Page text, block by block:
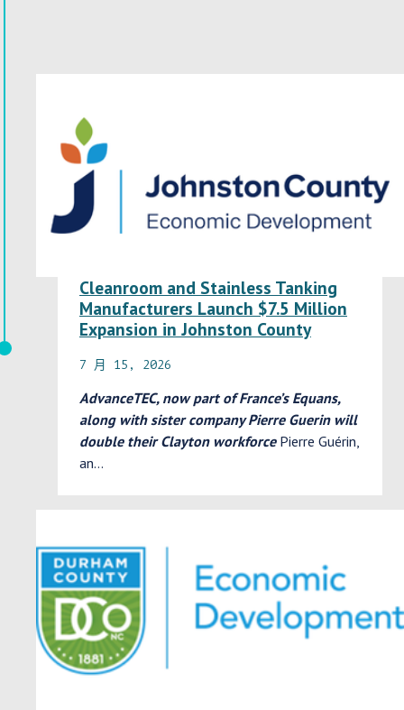
Cleanroom and Stainless Tanking
Manufacturers Launch $7.5 Million
Expansion in Johnston County
7 月 15, 2026
AdvanceTEC, now part of France’s Equans,
along with sister company Pierre Guerin will
double their Clayton workforcePierre Guérin,
an…